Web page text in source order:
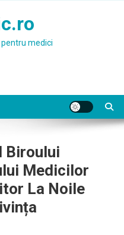
medici
Biroului
Medicilor
La Noile